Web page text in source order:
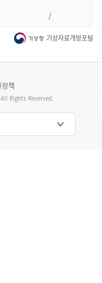
/
기상자료개방포털
책
Rights Reserved.